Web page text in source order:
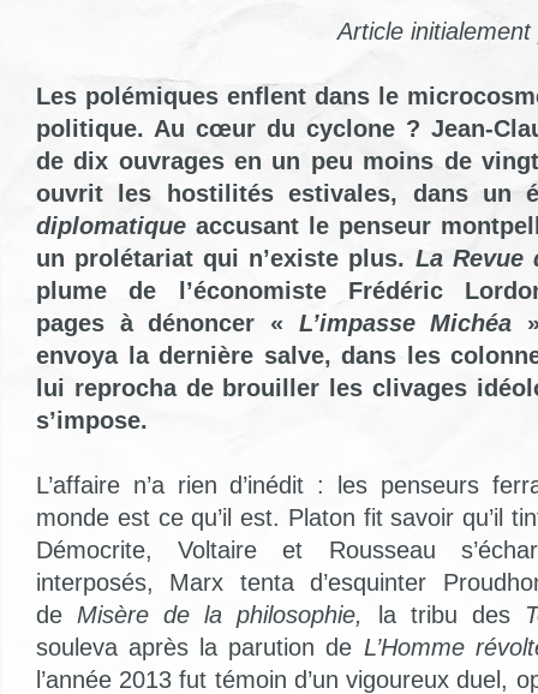
Article
Les polémiques enflent dans le
politique. Au cœur du cyclone ? Jean-
de dix ouvrages en un peu moins de
ouvrit les hostilités estivales, dans un
diplomatique accusant le penseur
un prolétariat qui n’existe plus. La Revue
plume de l’économiste Frédéric
pages à dénoncer « L’impasse Michéa
envoya la dernière salve, dans les
lui reprocha de brouiller les clivages
s’impose.
L’affaire n’a rien d’inédit : les penseurs
monde est ce qu’il est. Platon fit savoir qu’il
Démocrite, Voltaire et Rousseau
interposés, Marx tenta d’esquinter
de Misère de la philosophie, la tribu des
souleva après la parution de L’Homme
l’année 2013 fut témoin d’un vigoureux duel,